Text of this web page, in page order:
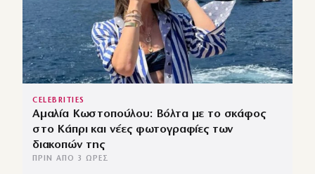
CELEBRITIES
Αμαλία Κωστοπούλου: Βόλτα με το σκάφος
στο Κάπρι και νέες φωτογραφίες των
διακοπών της
ΠΡΙΝ ΑΠΌ 3 ΏΡΕΣ